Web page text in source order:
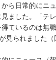
から日常的にニ
ました。「テ
ているのは無
見られました（